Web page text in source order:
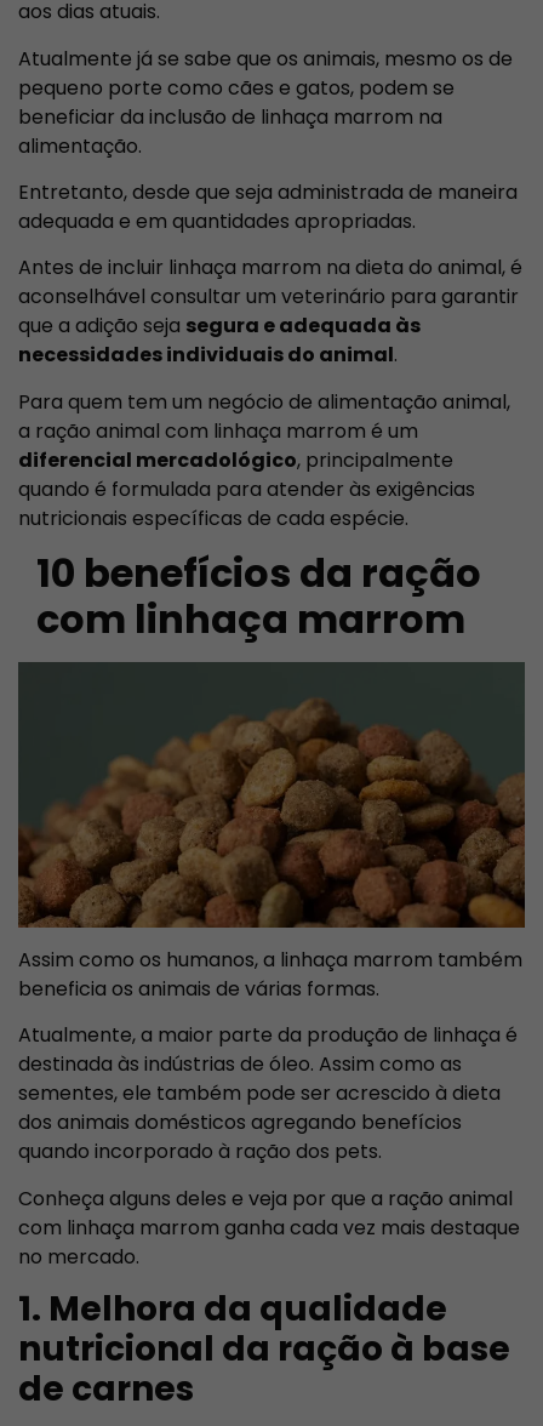
aos dias atuais.
Atualmente já se sabe que os animais, mesmo os de
pequeno porte como cães e gatos, podem se
beneficiar da inclusão de linhaça marrom na
alimentação.
Entretanto, desde que seja administrada de maneira
adequada e em quantidades apropriadas.
Antes de incluir linhaça marrom na dieta do animal, é
aconselhável consultar um veterinário para garantir
que a adição seja segura e adequada às
necessidades individuais do animal.
Para quem tem um negócio de alimentação animal,
a ração animal com linhaça marrom é um
diferencial mercadológico, principalmente
quando é formulada para atender às exigências
nutricionais específicas de cada espécie.
10 benefícios da ração
com linhaça marrom
Assim como os humanos, a linhaça marrom também
beneficia os animais de várias formas.
Atualmente, a maior parte da produção de linhaça é
destinada às indústrias de óleo. Assim como as
sementes, ele também pode ser acrescido à dieta
dos animais domésticos agregando benefícios
quando incorporado à ração dos pets.
Conheça alguns deles e veja por que a ração animal
com linhaça marrom ganha cada vez mais destaque
no mercado.
1. Melhora da qualidade
nutricional da ração à base
de carnes